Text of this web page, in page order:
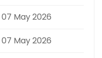
07 May 2026
07 May 2026